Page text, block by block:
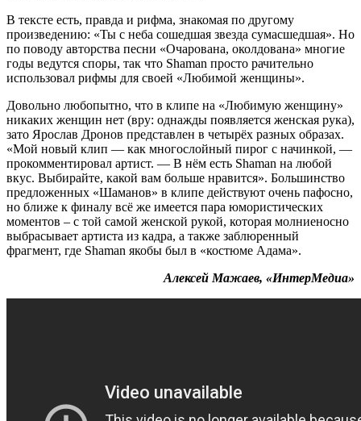
В тексте есть, правда и рифма, знакомая по другому
произведению: «Ты с неба сошедшая звезда сумасшедшая». Но
по поводу авторства песни «Очарована, околдована» многие
годы ведутся споры, так что Shaman просто рачительно
использовал рифмы для своей «Любимой женщины».
Довольно любопытно, что в клипе на «Любимую женщину»
никаких женщин нет (вру: однажды появляется женская рука),
зато Ярослав Дронов представлен в четырёх разных образах.
«Мой новый клип — как многослойный пирог с начинкой, —
прокомментировал артист. — В нём есть Shaman на любой
вкус. Выбирайте, какой вам больше нравится». Большинство
предложенных «Шаманов» в клипе действуют очень пафосно,
но ближе к финалу всё же имеется пара юмористических
моментов – с той самой женской рукой, которая молниеносно
выбрасывает артиста из кадра, а также заблюренный
фрагмент, где Shaman якобы был в «костюме Адама».
Алексей Мажаев, «ИнтерМедиа»